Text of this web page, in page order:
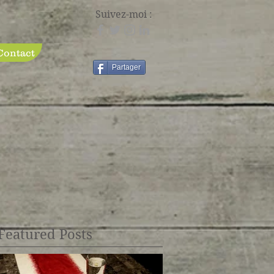
Suivez-moi :
Partager
Posts